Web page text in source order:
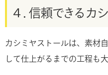
４．信頼できるカ
カシミヤストールは、素材
して仕上がるまでの工程も